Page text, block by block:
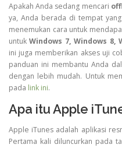
Apakah Anda sedang mencari
ya, Anda berada di tempat
menemukan cara untuk
untukWindows 7, Windows 8,
ini juga memberikan akses uji
panduan ini membantu Anda
dengan lebih mudah. Untuk
pada link ini.
Apa itu Apple
Apple iTunes adalah aplikasi
Pertama kali diluncurkan pada